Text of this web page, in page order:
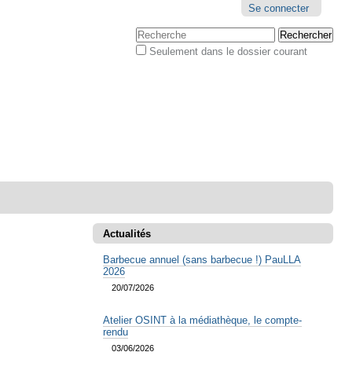
personnels
Se connecter
Chercher par
Seulement dans le dossier courant
Actualités
Barbecue annuel (sans barbecue !) PauLLA
2026
20/07/2026
Atelier OSINT à la médiathèque, le compte-
rendu
03/06/2026